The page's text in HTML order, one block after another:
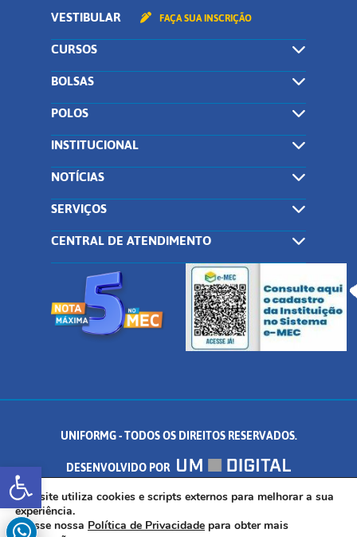
Abrir a barra de ferramentas
VESTIBULAR FAÇA SUA INSCRIÇÃO
CURSOS
BOLSAS
POLOS
INSTITUCIONAL
NOTÍCIAS
SERVIÇOS
CENTRAL DE ATENDIMENTO
UNIFORMG - TODOS OS DIREITOS RESERVADOS.
DESENVOLVIDO POR
AV. DR. ARNALDO DE SENNA, 328 - PALMEIRAS, FORMIGA/MG - CEP:
35.574.530
Este site utiliza cookies e scripts externos para melhorar a sua
experiência.
Acesse nossa Política de Privacidade para obter mais